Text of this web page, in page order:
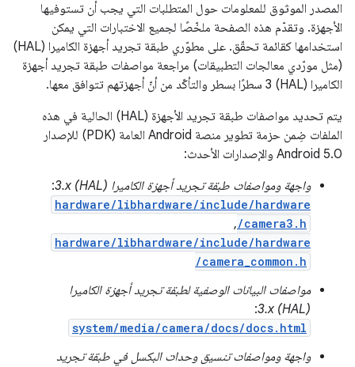
المصدر الموثوق للمعلومات حول المتطلبات التي يجب أن تستوفيها
الأجهزة. وتقدّم هذه الصفحة ملخّصًا لجميع الاختبارات التي يمكن
استخدامها كقائمة تحقّق. على مطوّري طبقة تجريد أجهزة الكاميرا (HAL)
(مثل مورّدي معالجات التطبيقات) مراجعة مواصفات طبقة تجريد أجهزة
الكاميرا (HAL) 3 سطرًا بسطر والتأكّد من أنّ أجهزتهم تتوافق معها.
يتم تحديد مواصفات طبقة تجريد الأجهزة (HAL) الحالية في هذه
الملفات ضِمن حزمة تطوير منصة Android العامة (PDK) للإصدار
Android 5.0 والإصدارات الأحدث:
واجهة ومواصفات طبقة تجريد أجهزة الكاميرا (HAL) 3.x
:
hardware/libhardware/include/hardware
/camera3.h
,
hardware/libhardware/include/hardware
/camera_common.h
مواصفات البيانات الوصفية لطبقة تجريد أجهزة الكاميرا
(HAL) 3.x
:
system/media/camera/docs/docs.html
واجهة ومواصفات تنسيق وحدات البكسل في طبقة تجريد